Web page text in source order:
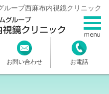
ープ西麻布内視鏡クリニック
お問い合わせ お電話